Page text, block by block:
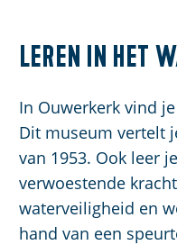
Leren in het
In Ouwerkerk vind
Dit museum vertelt
van 1953. Ook leer
verwoestende
waterveiligheid en
hand van een